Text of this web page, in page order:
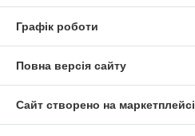
Графік роботи
Повна версія сайту
Сайт створено на маркетплейсі